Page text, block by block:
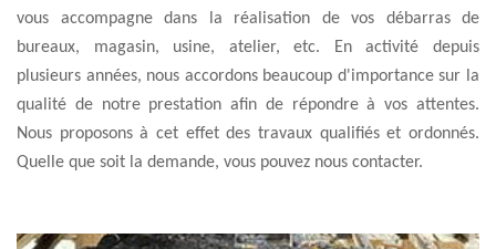
vous accompagne dans la réalisation de vos débarras de
bureaux, magasin, usine, atelier, etc. En activité depuis
plusieurs années, nous accordons beaucoup d'importance sur la
qualité de notre prestation afin de répondre à vos attentes.
Nous proposons à cet effet des travaux qualifiés et ordonnés.
Quelle que soit la demande, vous pouvez nous contacter.